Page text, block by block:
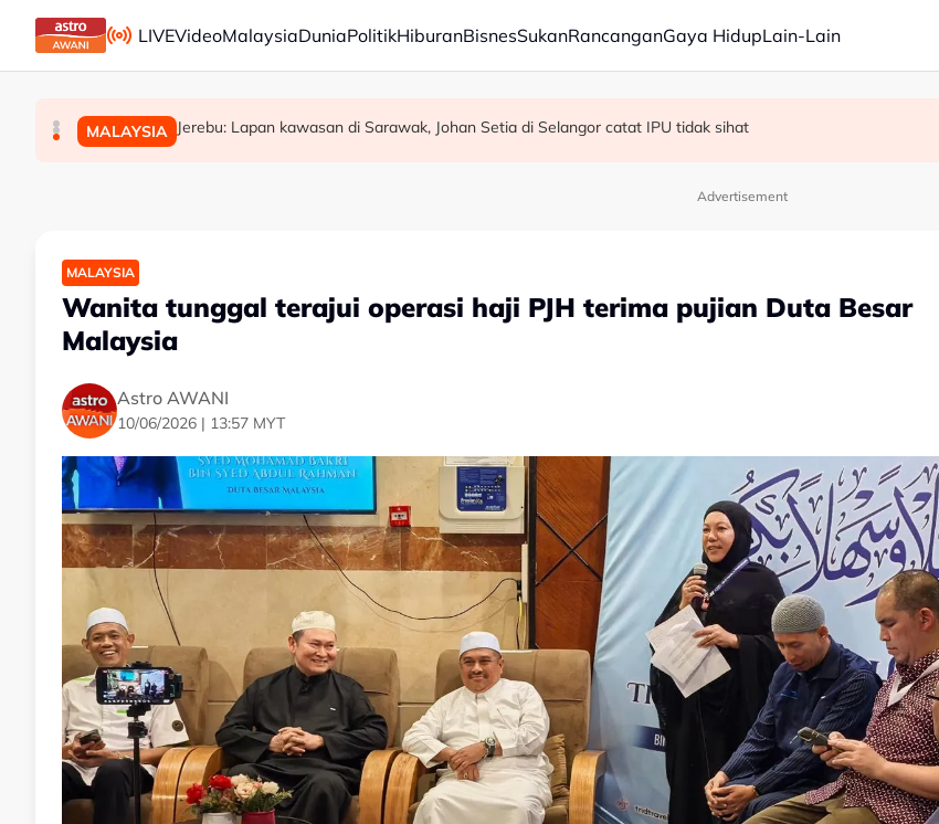
Skip to main content
LIVEVideoMalaysiaDuniaPolitikHiburanBisnesSukanRancanganGaya HidupLain-Lain
MALAYSIA Akar reput, rongga pada pangkal punca pokok tumbang - MBPP
POLITIK WARISAN teliti rundingan kerusi bersama STAR, KDM hadapi PRU16 - Shafie
MALAYSIA Jerebu: Lapan kawasan di Sarawak, Johan Setia di Selangor catat IPU tidak sihat
Advertisement
MALAYSIA
Wanita tunggal terajui operasi haji PJH terima pujian Duta Besar
Malaysia
Astro AWANI
10/06/2026 | 13:57 MYT